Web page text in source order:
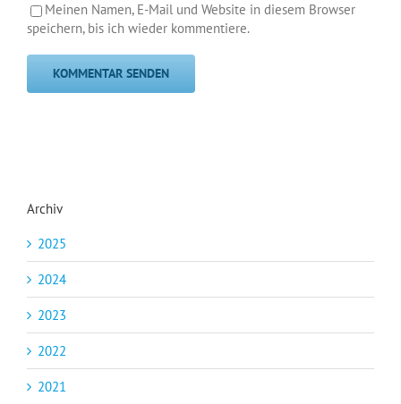
Meinen Namen, E-Mail und Website in diesem Browser
speichern, bis ich wieder kommentiere.
Archiv
2025
2024
2023
2022
2021